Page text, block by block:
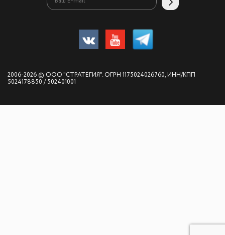
2006-2026 © ООО "СТРАТЕГИЯ". ОГРН 1175024026760, ИНН/КПП
5024178850 / 502401001